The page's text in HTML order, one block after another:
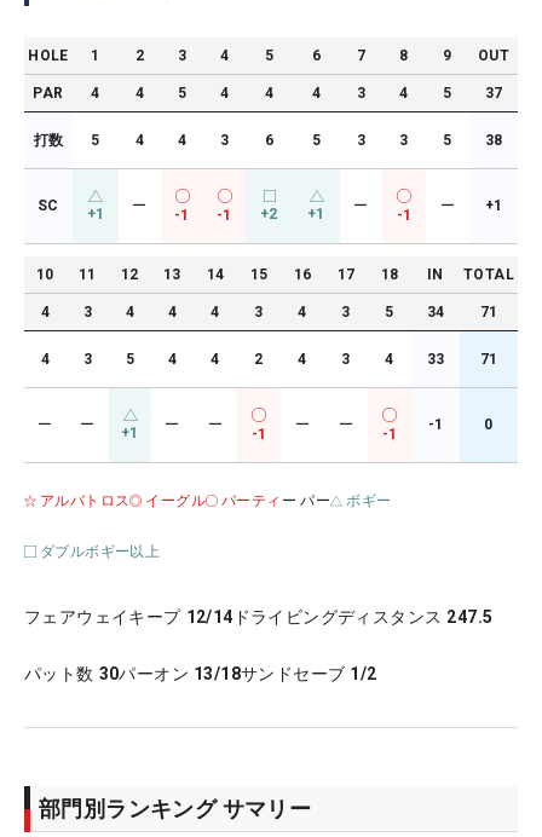
HOLE 1 2 3 4 5 6 7 8 9 OUT
PAR 4 4 5 4 4 4 3 4 5 37
打数 5 4 4 3 6 5 3 3 5 38
SC +1 ー
-1 -1 +2 +1 ー
-1
ー +1
10 11 12 13 14 15 16 17 18 IN TOTAL
4 3 4 4 4 3 4 3 5 34 71
4 3 5 4 4 2 4 3 4 33 71
ー ー +1 ー ー
-1
ー ー
-1
-1 0
アルバトロス イーグル バーティ ー パー ボギー
ダブルボギー以上
フェアウェイキープ 12/14 ドライビングディスタンス 247.5
パット数 30パーオン 13/18サンドセーブ 1/2
部門別ランキング サマリー